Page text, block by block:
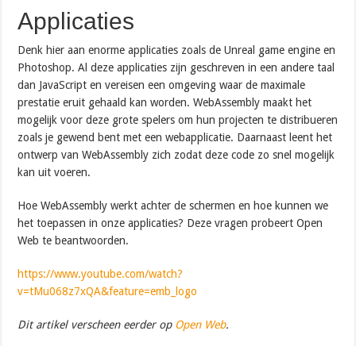
Applicaties
Denk hier aan enorme applicaties zoals de Unreal game engine en
Photoshop. Al deze applicaties zijn geschreven in een andere taal
dan JavaScript en vereisen een omgeving waar de maximale
prestatie eruit gehaald kan worden. WebAssembly maakt het
mogelijk voor deze grote spelers om hun projecten te distribueren
zoals je gewend bent met een webapplicatie. Daarnaast leent het
ontwerp van WebAssembly zich zodat deze code zo snel mogelijk
kan uit voeren.
Hoe WebAssembly werkt achter de schermen en hoe kunnen we
het toepassen in onze applicaties? Deze vragen probeert Open
Web te beantwoorden.
https://www.youtube.com/watch?
v=tMu068z7xQA&feature=emb_logo
Dit artikel verscheen eerder op Open Web.